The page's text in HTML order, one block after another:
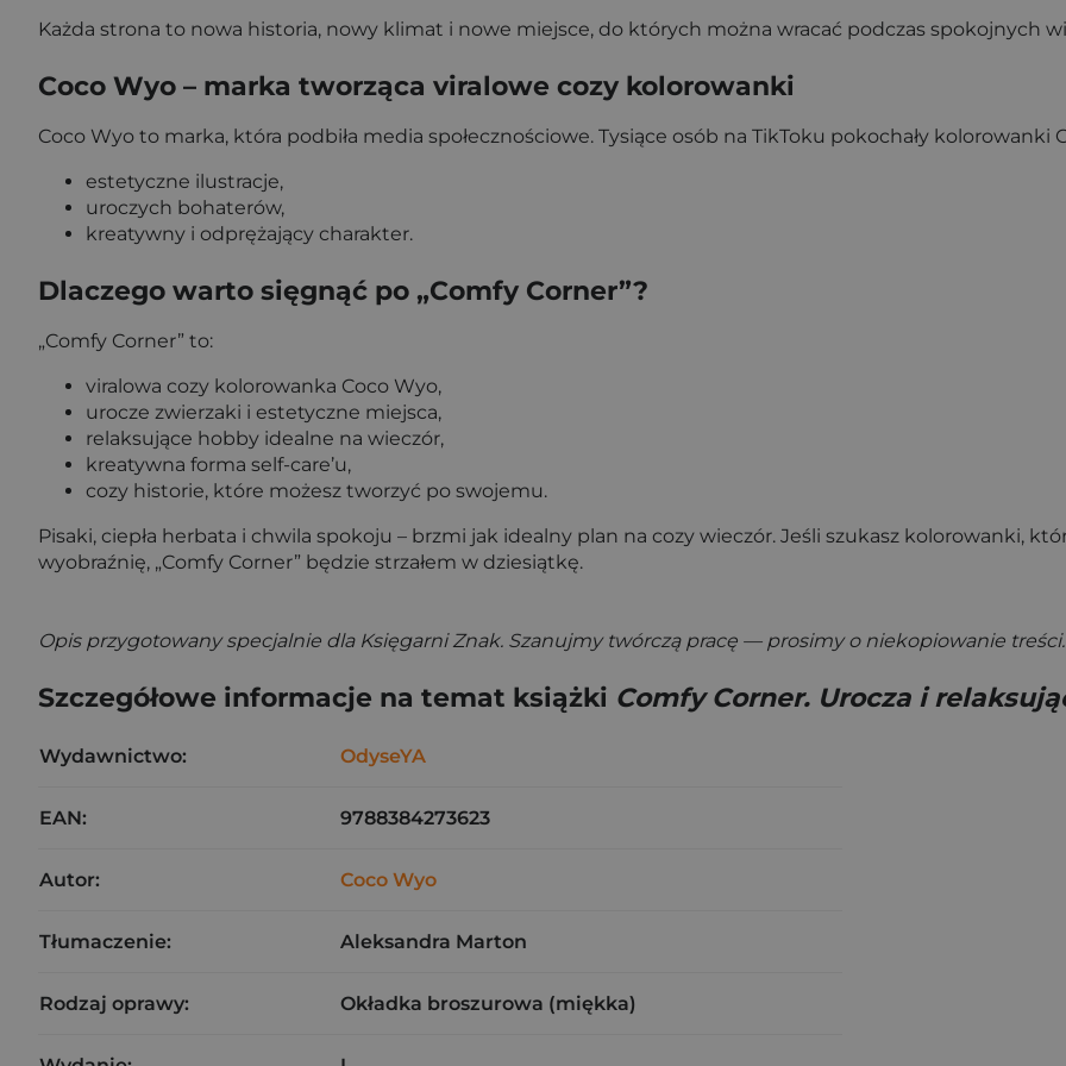
Każda strona to nowa historia, nowy klimat i nowe miejsce, do których można wracać podczas spokojnych
Coco Wyo – marka tworząca viralowe cozy kolorowanki
Coco Wyo to marka, która podbiła media społecznościowe. Tysiące osób na TikToku pokochały kolorowanki
estetyczne ilustracje,
uroczych bohaterów,
kreatywny i odprężający charakter.
Dlaczego warto sięgnąć po „Comfy Corner”?
„Comfy Corner” to:
viralowa cozy kolorowanka Coco Wyo,
urocze zwierzaki i estetyczne miejsca,
relaksujące hobby idealne na wieczór,
kreatywna forma self-care’u,
cozy historie, które możesz tworzyć po swojemu.
Pisaki, ciepła herbata i chwila spokoju – brzmi jak idealny plan na cozy wieczór. Jeśli szukasz kolorowanki,
wyobraźnię, „Comfy Corner” będzie strzałem w dziesiątkę.
Opis przygotowany specjalnie dla Księgarni Znak. Szanujmy twórczą pracę — prosimy o niekopiowanie treści.
Szczegółowe informacje na temat książki Comfy Corner. Urocza i
Wydawnictwo: OdyseYA
EAN: 9788384273623
Autor: Coco Wyo
Tłumaczenie: Aleksandra Marton
Rodzaj oprawy: Okładka broszurowa (miękka)